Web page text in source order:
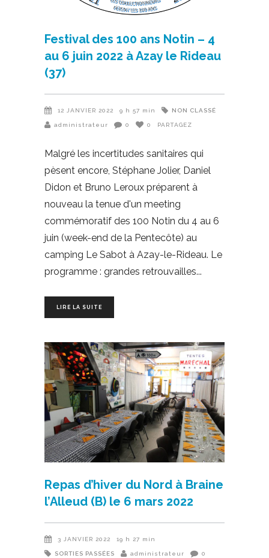
Festival des 100 ans Notin – 4
au 6 juin 2022 à Azay le Rideau
(37)
12 JANVIER 2022 9 h 57 min NON CLASSÉ
administrateur 0 0 PARTAGEZ
Malgré les incertitudes sanitaires qui
pèsent encore, Stéphane Jolier, Daniel
Didon et Bruno Leroux préparent à
nouveau la tenue d'un meeting
commémoratif des 100 Notin du 4 au 6
juin (week-end de la Pentecôte) au
camping Le Sabot à Azay-le-Rideau. Le
programme : grandes retrouvailles
LIRE LA SUITE
Repas d’hiver du Nord à Braine
l’Alleud (B) le 6 mars 2022
3 JANVIER 2022 19 h 27 min
SORTIES PASSÉES administrateur 0